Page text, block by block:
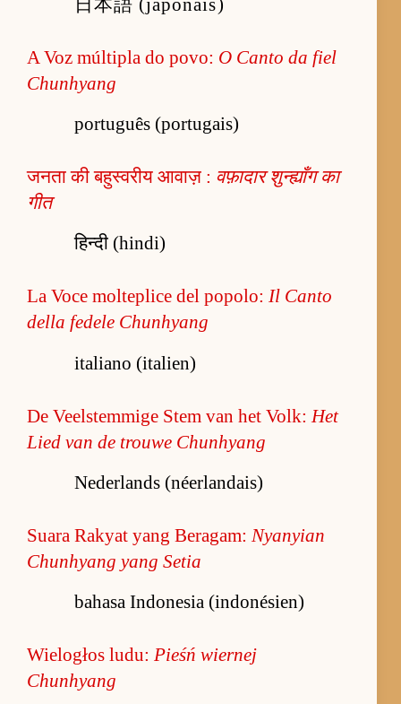
A Voz múltipla do povo: O Canto da fiel
Chunhyang
português (portugais)
जनता की बहुस्वरीय आवाज़ : वफ़ादार शुन्ह्याँग का
गीत
हिन्दी (hindi)
La Voce molteplice del popolo: Il Canto
della fedele Chunhyang
italiano (italien)
De Veelstemmige Stem van het Volk: Het
Lied van de trouwe Chunhyang
Nederlands (néerlandais)
Suara Rakyat yang Beragam: Nyanyian
Chunhyang yang Setia
bahasa Indonesia (indonésien)
Wielogłos ludu: Pieśń wiernej
Chunhyang